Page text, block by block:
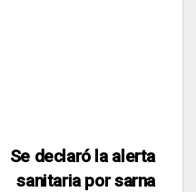
Se declaró la alerta
sanitaria por sarna